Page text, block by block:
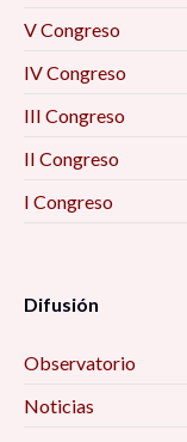
V Congreso
IV Congreso
III Congreso
II Congreso
I Congreso
Difusión
Observatorio
Noticias